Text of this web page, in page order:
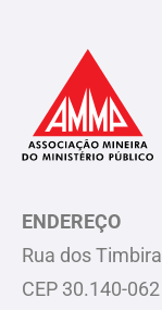
ENDEREÇO
Rua dos
CEP 30.140-